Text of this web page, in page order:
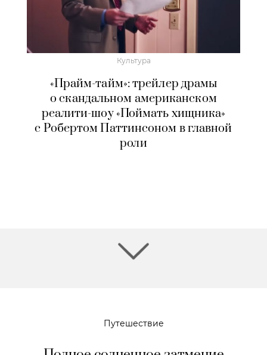
Культура
«Прайм-тайм»: трейлер драмы
о скандальном американском
реалити-шоу «Поймать хищника»
с Робертом Паттинсоном в главной
роли
Путешествие